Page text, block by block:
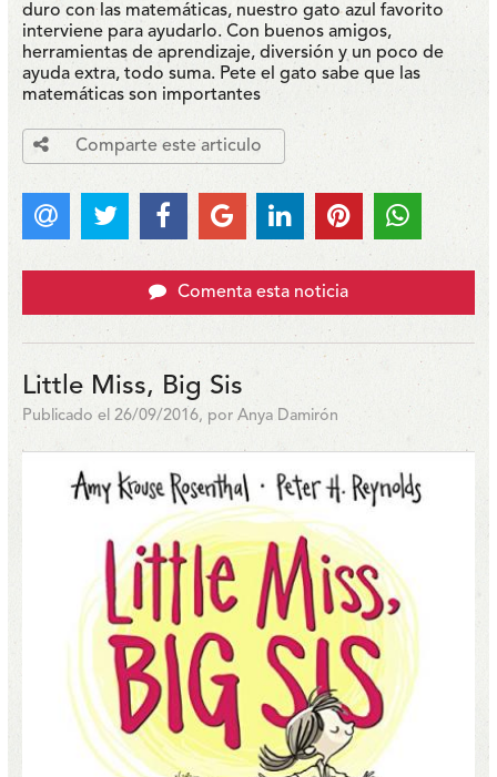
duro con las matemáticas, nuestro gato azul favorito
interviene para ayudarlo. Con buenos amigos,
herramientas de aprendizaje, diversión y un poco de
ayuda extra, todo suma. Pete el gato sabe que las
matemáticas son importantes
Comparte este articulo
Comenta esta noticia
Little Miss, Big Sis
Publicado el 26/09/2016, por Anya Damirón